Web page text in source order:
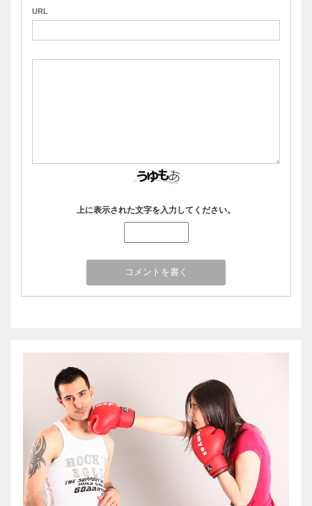
URL
上に表示された文字を入力してください。